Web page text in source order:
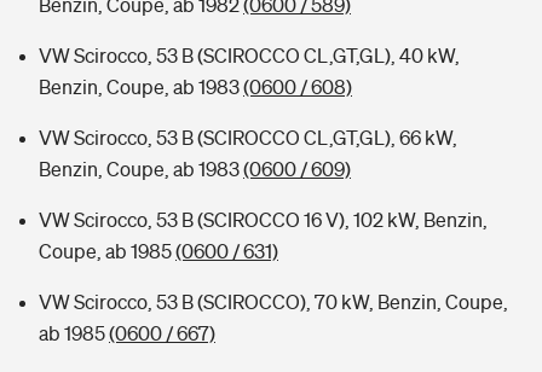
Benzin, Coupe, ab 1982(0600 / 589)
VW Scirocco, 53 B (SCIROCCO CL,GT,GL), 40 kW,
Benzin, Coupe, ab 1983(0600 / 608)
VW Scirocco, 53 B (SCIROCCO CL,GT,GL), 66 kW,
Benzin, Coupe, ab 1983(0600 / 609)
VW Scirocco, 53 B (SCIROCCO 16 V), 102 kW, Benzin,
Coupe, ab 1985(0600 / 631)
VW Scirocco, 53 B (SCIROCCO), 70 kW, Benzin, Coupe,
ab 1985(0600 / 667)